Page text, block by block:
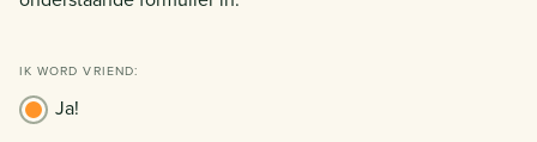
IK WORD VRIEND:
Ja!
PHONE